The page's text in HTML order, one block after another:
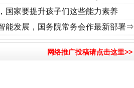
频]牢记初心使命 奋进复兴征程丨“转折之城”激荡..
国家要提升孩子们这些能力素养
能发展，国务院常务会作最新部署⇒
网络推广投稿请点击这里>>